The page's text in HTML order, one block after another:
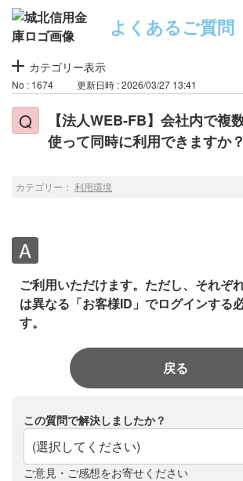
よくあるご質問
カテゴリー表示
No : 1674 更新日時 : 2026/03/27 13:41
【法人WEB-FB】会社内で複
使って同時に利用できますか？
カテゴリー： 利用環境
ご利用いただけます。ただし、それぞ
は異なる「お客様ID」でログインする
す。
戻る
この質問で解決しましたか？
(選択してください)
ご意見・ご感想をお寄せください